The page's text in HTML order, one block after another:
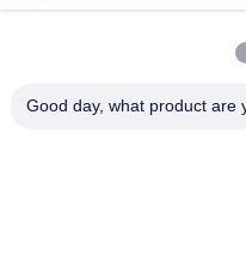
de Suzhou Suzhou,
Politique de
Good day, what product are